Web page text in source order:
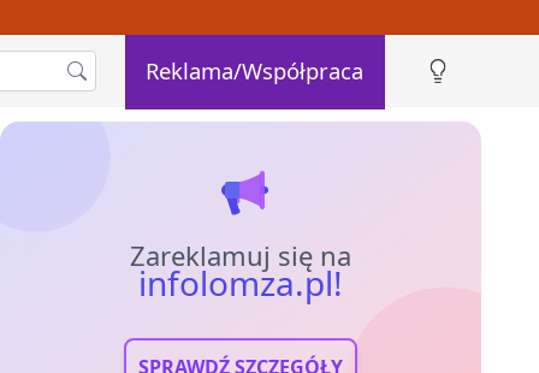
Reklama/Współpraca
Zareklamuj się na
infolomza.pl!
SPRAWDŹ SZCZEGÓŁY